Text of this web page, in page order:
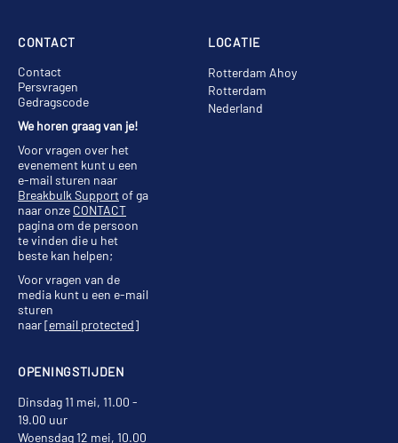
LOCATIE
Rotterdam Ahoy
Rotterdam
Nederland
OPENINGSTIJDEN
Dinsdag 11 mei, 11.00 -
19.00 uur
Woensdag 12 mei, 10.00
CONTACT
Contact
Persvragen
Gedragscode
We horen graag van je!
Voor vragen over het
evenement kunt u een
e-mail sturen naar
Breakbulk Supportof ga
naar onze CONTACT
pagina om de persoon
te vinden die u het
beste kan helpen;
Voor vragen van de
media kunt u een e-mail
sturen
naar[email protected]